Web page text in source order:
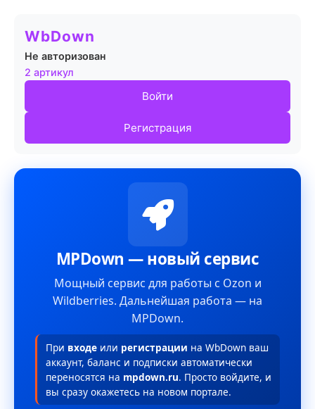
WbDown
Не авторизован
2 артикул
Войти
Регистрация
MPDown — новый сервис
Мощный сервис для работы с Ozon и
Wildberries. Дальнейшая работа — на
MPDown.
При входе или регистрации на WbDown ваш
аккаунт, баланс и подписки автоматически
переносятся на mpdown.ru. Просто войдите, и
вы сразу окажетесь на новом портале.